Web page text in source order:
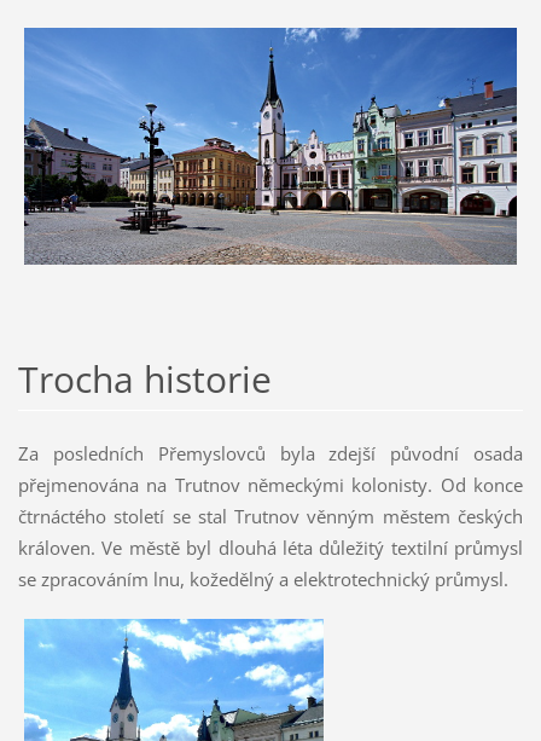
Trocha historie
Za posledních Přemyslovců byla zdejší původní osada
přejmenována na Trutnov německými kolonisty. Od konce
čtrnáctého století se stal Trutnov věnným městem českých
královen. Ve městě byl dlouhá léta důležitý textilní průmysl
se zpracováním lnu, kožedělný a elektrotechnický průmysl.